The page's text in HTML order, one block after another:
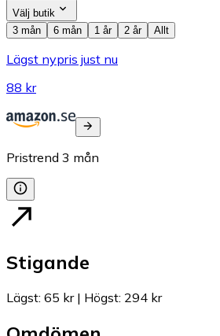
Välj butik
3 mån
6 mån 1 år 2 år Allt
Lägst nypris just nu
88 kr
Pristrend 3 mån
Stigande
Lägst: 65 kr| Högst: 294 kr